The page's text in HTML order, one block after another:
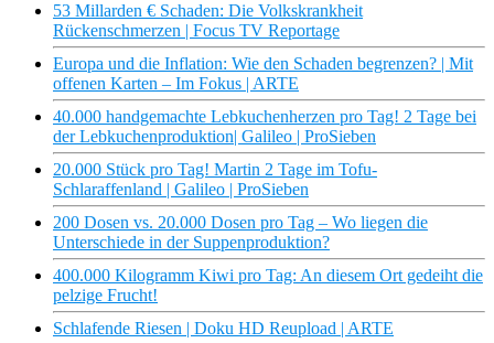
53 Millarden € Schaden: Die Volkskrankheit
Rückenschmerzen | Focus TV Reportage
Europa und die Inflation: Wie den Schaden begrenzen? | Mit
offenen Karten – Im Fokus | ARTE
40.000 handgemachte Lebkuchenherzen pro Tag! 2 Tage bei
der Lebkuchenproduktion| Galileo | ProSieben
20.000 Stück pro Tag! Martin 2 Tage im Tofu-
Schlaraffenland | Galileo | ProSieben
200 Dosen vs. 20.000 Dosen pro Tag – Wo liegen die
Unterschiede in der Suppenproduktion?
400.000 Kilogramm Kiwi pro Tag: An diesem Ort gedeiht die
pelzige Frucht!
Schlafende Riesen | Doku HD Reupload | ARTE